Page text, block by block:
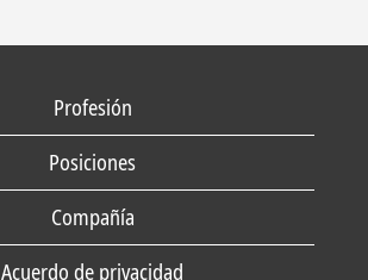
Profesión
Posiciones
Compañía
Acuerdo de privacidad